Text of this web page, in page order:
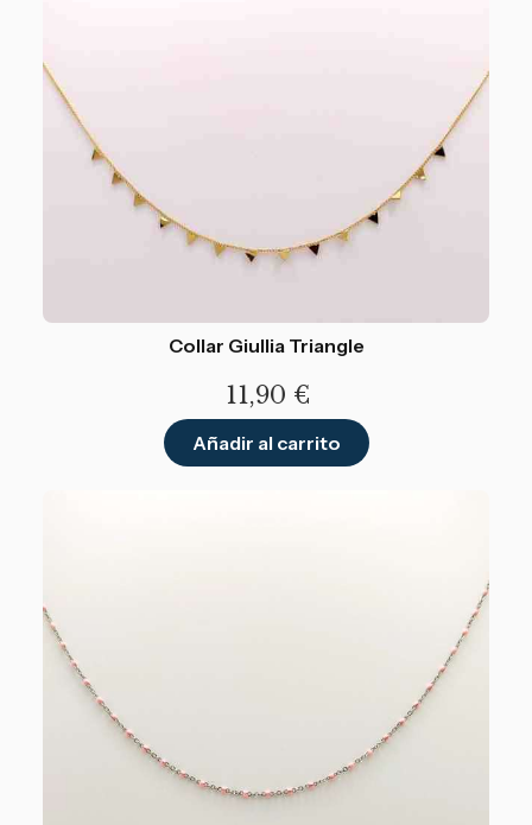
Collar Giullia Triangle
11,90 €
Añadir al carrito